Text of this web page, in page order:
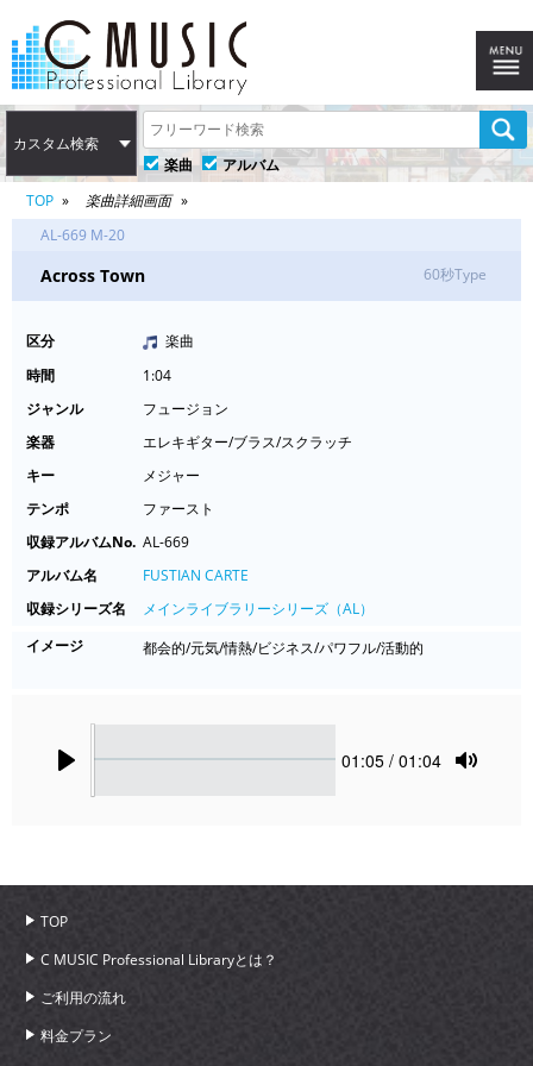
カスタム検索
楽曲
アルバム
TOP
楽曲詳細画面
AL-669 M-20
Across Town 60秒Type
区分
楽曲
時間
1:04
ジャンル
フュージョン
楽器
エレキギター/ブラス/スクラッチ
キー
メジャー
テンポ
ファースト
収録アルバムNo. AL-669
アルバム名
FUSTIAN CARTE
収録シリーズ名
メインライブラリーシリーズ（AL）
イメージ
都会的/元気/情熱/ビジネス/パワフル/活動的
Current
01:05 / 01:04
TOP
C MUSIC Professional Libraryとは？
ご利用の流れ
料金プラン